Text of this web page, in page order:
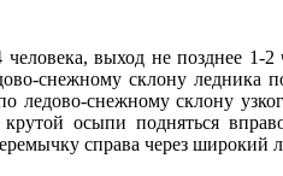
выход не позднее 1-2
снежному склону ледника
снежному склону
осыпи подняться
справа через широкий